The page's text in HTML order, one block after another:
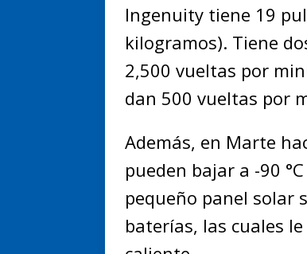
Ingenuity tiene 19
kilogramos). Tiene
2,500 vueltas por
dan 500 vueltas por
Además, en Marte
pueden bajar a -90
pequeño panel solar
baterías, las cuales